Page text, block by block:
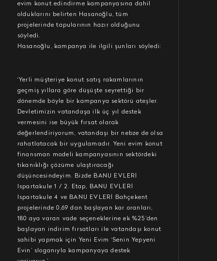
evim konut edindirme kampanyasına dahil
olduklarını belirten Hasanoğlu, tüm
projelerinde tapularının hazır olduğunu
söyledi.
Hasanoğlu, kampanya ile ilgili şunları söyledi:
‘Yerli müşteriye konut satış rakamlarının
geçmiş yıllara göre düşüşte seyrettiği bir
dönemde böyle bir kampanya sektörü ateşler.
Devletimizin vatandaşa ilk üç yıl destek
vermesini ise büyük fırsat olarak
değerlendiriyorum, vatandaşı bir nebze de olsa
rahatlatacak bir uygulamadır. Yeni evim konut
finansman modeli kampanyasının sektördeki
tıkanıklığı çözüme ulaştıracağı
düşüncesindeyim. Bizde BANU EVLERİ
Ispartakule 1 / 2. Etap, BANU EVLERİ
Ispartakule 4 ve BANU EVLERİ Bahçekent
projelerinde 0,69 dan başlayan kar oranları,
180 aya varan vade seçeneklerine ek %25’den
başlayan indirim fırsatları ile vatandaşı konut
sahibi yapmak için Yeni Evim ‘Senin Yepyeni
Evin’ sloganıyla kampanyaya destek